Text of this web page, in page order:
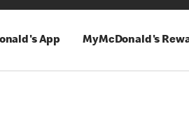
App MyMcDonald's